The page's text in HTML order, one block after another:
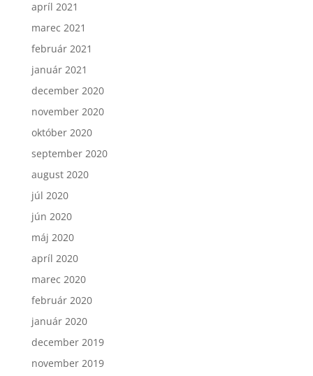
apríl 2021
marec 2021
február 2021
január 2021
december 2020
november 2020
október 2020
september 2020
august 2020
júl 2020
jún 2020
máj 2020
apríl 2020
marec 2020
február 2020
január 2020
december 2019
november 2019